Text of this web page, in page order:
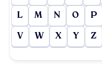
L M N O P
V W X Y Z